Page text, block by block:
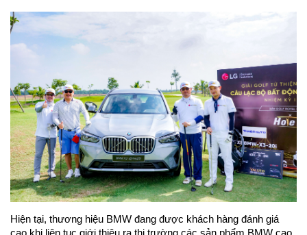
Hiện tại, thương hiệu BMW đang được khách hàng đánh giá